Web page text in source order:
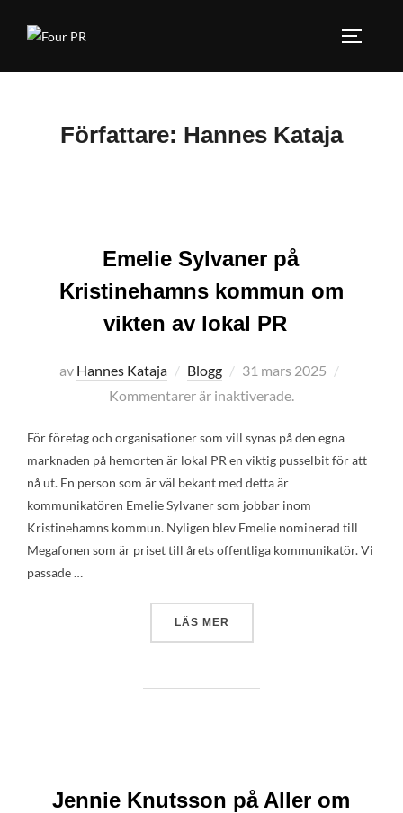
Författare: Hannes Kataja
Emelie Sylvaner på
Kristinehamns kommun om
vikten av lokal PR
av Hannes Kataja Blogg
Publicerat
den
31 mars 2025
Kommentarer är inaktiverade.
För företag och organisationer som vill synas på den egna
marknaden på hemorten är lokal PR en viktig pusselbit för att
nå ut. En person som är väl bekant med detta är
kommunikatören Emelie Sylvaner som jobbar inom
Kristinehamns kommun. Nyligen blev Emelie nominerad till
Megafonen som är priset till årets offentliga kommunikatör. Vi
passade …
LÄS MER
Jennie Knutsson på Aller om